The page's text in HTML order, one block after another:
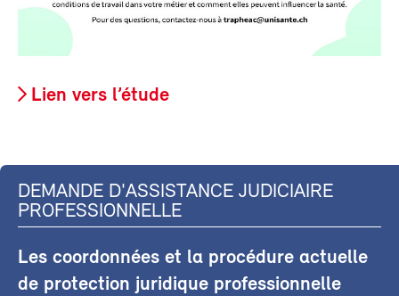
Lien vers l’étude
DEMANDE D'ASSISTANCE JUDICIAIRE
PROFESSIONNELLE
Les coordonnées et la procédure actuelle
de protection juridique professionnelle